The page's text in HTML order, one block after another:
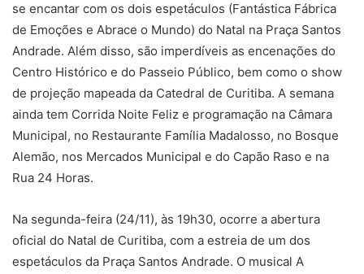
se encantar com os dois espetáculos (Fantástica Fábrica
de Emoções e Abrace o Mundo) do Natal na Praça Santos
Andrade. Além disso, são imperdíveis as encenações do
Centro Histórico e do Passeio Público, bem como o show
de projeção mapeada da Catedral de Curitiba. A semana
ainda tem Corrida Noite Feliz e programação na Câmara
Municipal, no Restaurante Família Madalosso, no Bosque
Alemão, nos Mercados Municipal e do Capão Raso e na
Rua 24 Horas.
Na segunda-feira (24/11), às 19h30, ocorre a abertura
oficial do Natal de Curitiba, com a estreia de um dos
espetáculos da Praça Santos Andrade. O musical A